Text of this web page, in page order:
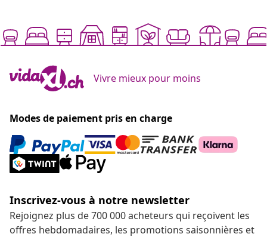
Vivre mieux pour moins
Modes de paiement pris en charge
Inscrivez-vous à notre newsletter
Rejoignez plus de 700 000 acheteurs qui reçoivent les
offres hebdomadaires, les promotions saisonnières et